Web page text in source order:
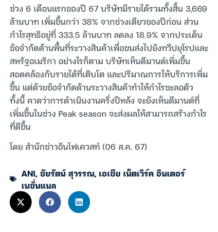
ช่วง 6 เดือนแรกของปี 67 บริษัทมีรายได้รวมทั้งสิ้น 3,669
ล้านบาท เพิ่มขึ้นกว่า 38% จากช่วงเดียวของปีก่อน ส่วน
กำไรสุทธิอยู่ที่ 333.5 ล้านบาท ลดลง 18.9% จากประเด็น
ข้อจำกัดด้านพื้นที่ระวางสินค้าเพื่อขนส่งไปยังทวีปยุโรปและ
สหรัฐอเมริกา อย่างไรก็ตาม บริษัทเห็นดีมานด์เพิ่มขึ้น
สอดคล้องกับรายได้ที่เติบโต และปริมาณการให้บริการเพิ่ม
ขึ้น แต่ด้วยข้อจำกัดด้านระวางสินค้าทำให้กำไรชะลอตัว
ทั้งนี้ คาดว่าการดำเนินงานครึ่งปีหลัง จะยังเห็นดีมานด์ที่
เพิ่มขึ้นในช่วง Peak season จะส่งผลให้สามารถสร้างกำไร
ที่ดีขึ้น
โดย สำนักข่าวอินโฟเควสท์ (06 ส.ค. 67)
ANI,ชัยรัตน์ สุวรรณ, เอเชีย เน็ตเวิร์ค อินเตอร์
เนชั่นแนล